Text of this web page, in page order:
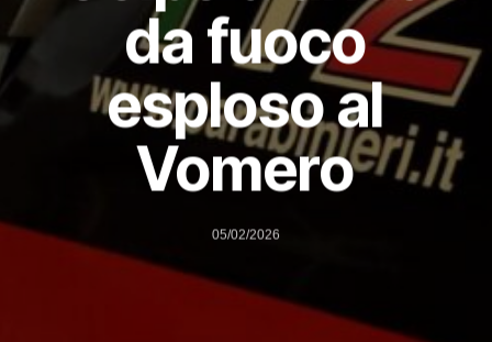
da fuoco
esploso al
Vomero
05/02/2026